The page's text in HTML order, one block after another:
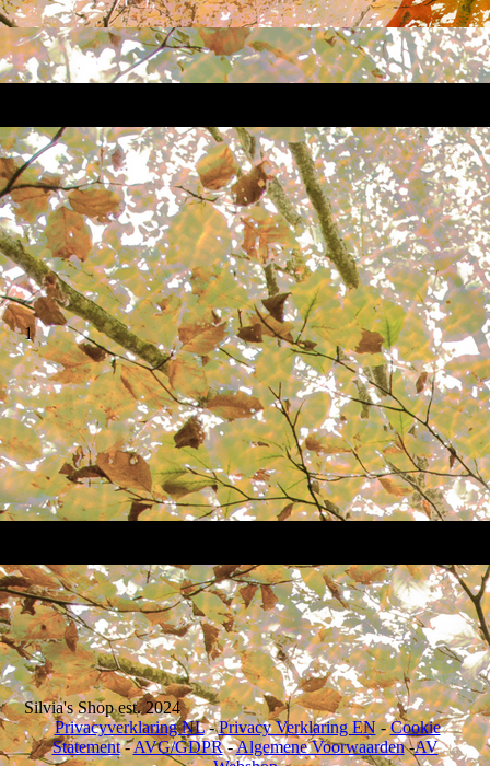
1
Silvia's Shop est. 2024
Privacyverklaring NL-Privacy Verklaring EN-Cookie
Statement-AVG/GDPR-Algemene Voorwaarden-AV